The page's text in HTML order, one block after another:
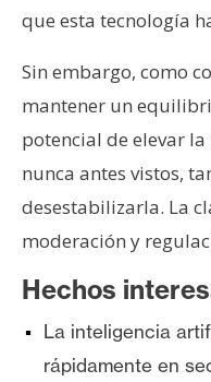
que esta tecnología
Sin embargo, como
mantener un
potencial de elevar
nunca antes vistos,
desestabilizarla. La
moderación y
Hechos
La inteligencia
rápidamente en